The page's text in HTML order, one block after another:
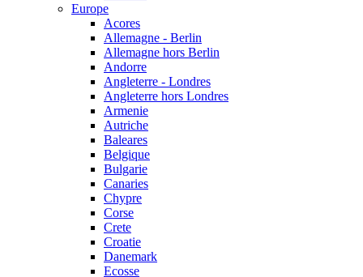
Europe
Acores
Allemagne - Berlin
Allemagne hors Berlin
Andorre
Angleterre - Londres
Angleterre hors Londres
Armenie
Autriche
Baleares
Belgique
Bulgarie
Canaries
Chypre
Corse
Crete
Croatie
Danemark
Ecosse